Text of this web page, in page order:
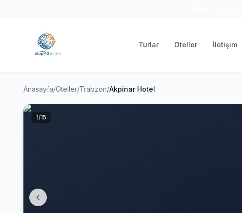
Turlar Oteller İletişim
Anasayfa/Oteller/Trabzon/Akpinar Hotel
1/15